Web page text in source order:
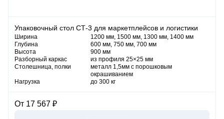
Упаковочный стол СТ-3 для маркетплейсов и логистики
Ширина
1200 мм, 1500 мм, 1300 мм, 1400 мм
Глубина
600 мм, 750 мм, 700 мм
Высота
900 мм
Разборный каркас
из профиля 25×25 мм
Столешница, полки
металл 1,5мм с порошковым
окрашиванием
Нагрузка
до 300 кг
От 17 567 ₽